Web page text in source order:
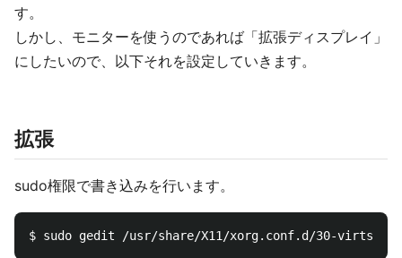
す。
しかし、モニターを使うのであれば「拡張ディスプレイ」
にしたいので、以下それを設定していきます。
拡張
sudo権限で書き込みを行います。